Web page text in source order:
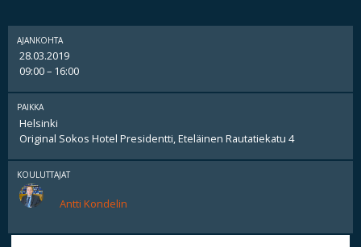
AJANKOHTA
28.03.2019
09:00 – 16:00
PAIKKA
Helsinki
Original Sokos Hotel Presidentti, Eteläinen Rautatiekatu 4
KOULUTTAJAT
Antti Kondelin